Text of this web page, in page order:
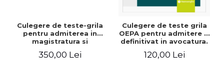
Culegere de teste-grila
pentru admiterea in
magistratura si
revizuita si adaugita -
350,00 Lei
Culegere de teste grila
OEPA pentru admitere si
definitivat in avocatura.
variantelor de raspuns.
120,00 Lei